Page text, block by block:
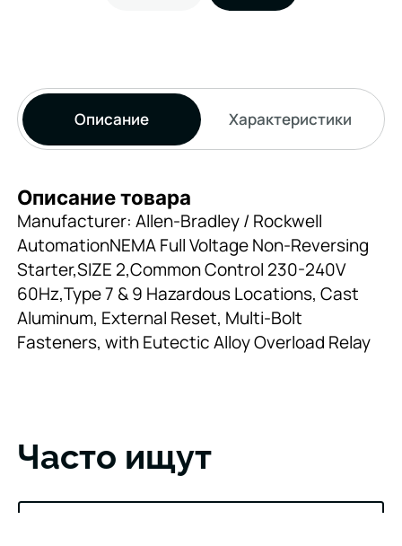
Описание Характеристики
Описание товара
Manufacturer: Allen-Bradley / Rockwell
AutomationNEMA Full Voltage Non-Reversing
Starter,SIZE 2,Common Control 230-240V
60Hz,Type 7 & 9 Hazardous Locations, Cast
Aluminum, External Reset, Multi-Bolt
Fasteners, with Eutectic Alloy Overload Relay
Часто ищут